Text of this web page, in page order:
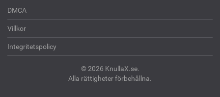
DMCA
Villkor
Integritetspolicy
© 2026 KnullaX.se.
Alla rättigheter förbehållna.